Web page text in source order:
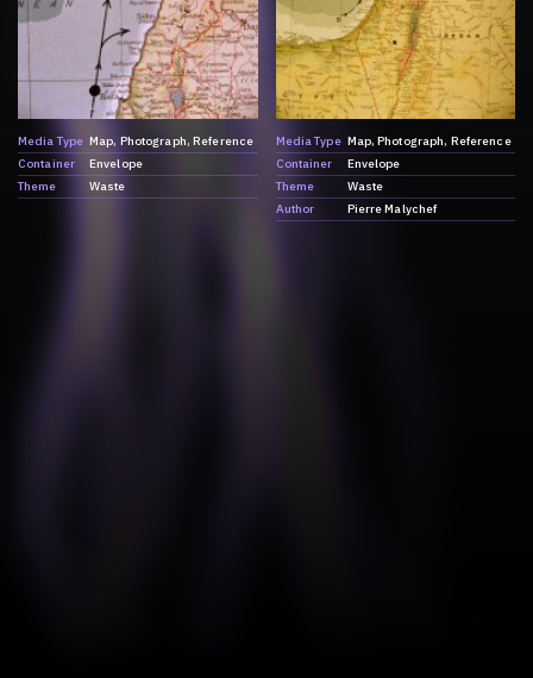
Media Type Map Photograph Reference
Container
Envelope
Theme
Waste
Media Type Map Photograph Reference
Container
Envelope
Theme
Waste
Author
Pierre Malychef